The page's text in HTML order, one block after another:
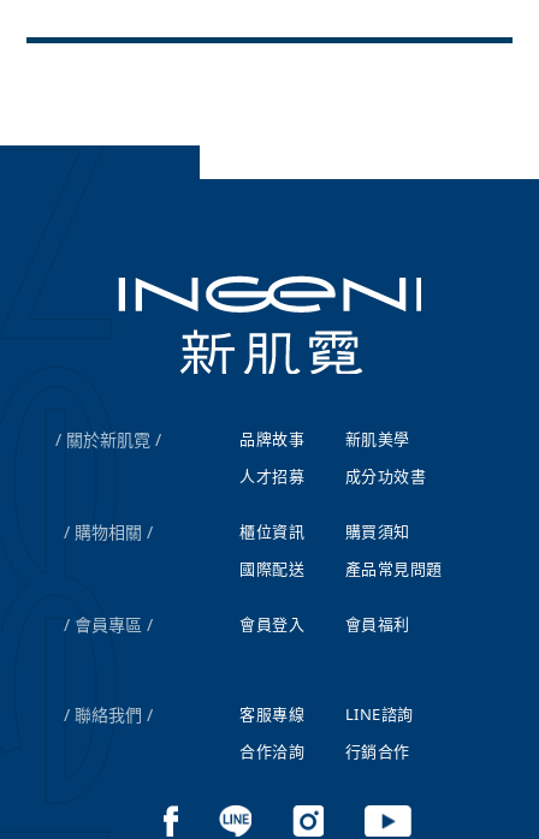
關於新肌霓 品牌故事
新肌美學
人才招募
成分功效書
購物相關 櫃位資訊
購買須知
國際配送
產品常見問題
會員專區 會員登入 會員福利
聯絡我們 客服專線
LINE諮詢
合作洽詢
行銷合作